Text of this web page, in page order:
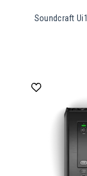
Soundcraft